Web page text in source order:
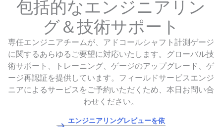
包括的なエンジニアリン
グ＆技術サポート
専任エンジニアチームが、アドコールシャフト計測ゲージ
に関するあらゆるご要望に対応いたします。グローバル技
術サポート、トレーニング、ゲージのアップグレード、ゲ
ージ再認証を提供しています。フィールドサービスエンジ
ニアによるサービスをご予約いただくため、本日お問い合
わせください。
エンジニアリングレビューを依